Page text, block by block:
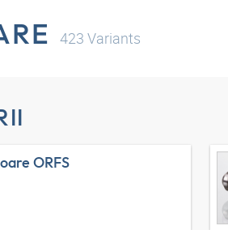
423 Variants
ORFS